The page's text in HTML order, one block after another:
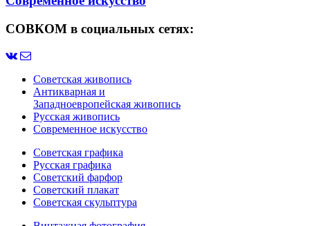
СОВКОМ в социальных сетях:
Советская живопись
Антикварная и
Западноевропейская живопись
Русская живопись
Современное искусство
Советская графика
Русская графика
Советский фарфор
Советский плакат
Советская скульптура